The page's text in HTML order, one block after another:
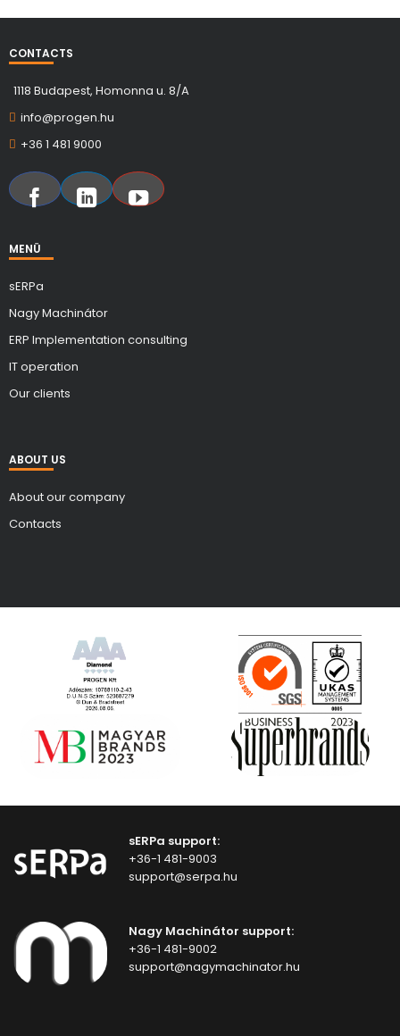
CONTACTS
1118 Budapest, Homonna u. 8/A
info@progen.hu
+36 1 481 9000
MENÜ
sERPa
Nagy Machinátor
ERP Implementation consulting
IT operation
Our clients
ABOUT US
About our company
Contacts
sERPa support:
+36-1 481-9003
support@serpa.hu
Nagy Machinátor support:
+36-1 481-9002
support@nagymachinator.hu